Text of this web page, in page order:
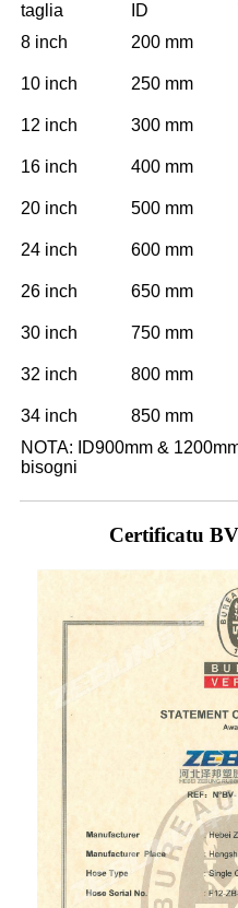
taglia ID
8 inch
200 mm
10 inch 250 mm
12 inch 300 mm
16 inch 400 mm
20 inch 500 mm
24 inch 600 mm
26 inch 650 mm
30 inch 750 mm
32 inch 800 mm
34 inch 850 mm
NOTA: ID900mm &
bisogni
Certificatu